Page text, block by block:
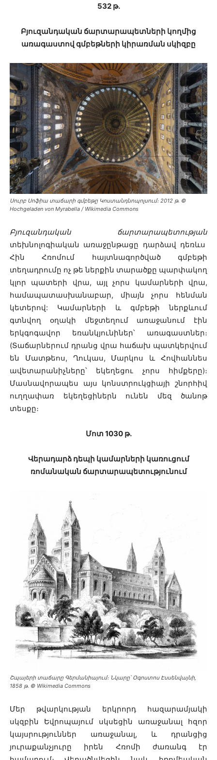
532 թ․
Բյուզանդական ճարտարապետների կողմից
առագաստով գմբեթների կիրառման սկիզբը
Սուրբ Սոֆիա տաճարի գմբեթը Կոստանդնոպոլսում։ 2012 թ․ ©
Hochgeladen von Myrabella / Wikimedia Commons
Բյուզանդական ճարտարապետության
տեխնոլոգիական առաջընթացը դարձավ դեռևս
Հին Հռոմում հայտնագործված գմբեթի
տեղադրումը ոչ թե ներքին տարածքը պարփակող
կլոր պատերի վրա, այլ չորս կամարների վրա,
համապատասխանաբար, միայն չորս հենման
կետերով: Կամարների և գմբեթի ներքևում
գտնվող օղակի մեջտեղում առաջանում էին
երկգոգավոր եռանկյունիներ՝ առագաստներ։
(Տաճարներում դրանց վրա հաճախ պատկերվում
են Մատթեոս, Ղուկաս, Մարկոս և Հովհաննես
ավետարանիչները՝ եկեղեցու չորս հիմքերը)։
Մասնավորապես այս կոնստրուկցիայի շնորհիվ
ուղղափառ եկեղեցիներն ունեն մեզ ծանոթ
տեսքը։
Մոտ 1030 թ․
Վերադարձ դեպի կամարների կառուցում
ռոմանական ճարտարապետությունում
Շպայերի տաճարը Գերմանիայում։ Նկարը՝ Օգոստոս Էսսենվայնի,
1858 թ․ © Wikimedia Commons
Մեր թվարկության երկրորդ հազարամյակի
սկզբին Եվրոպայում սկսեցին առաջանալ հզոր
կայսրություններ առաջանալ, և դրանցից
յուրաքանչյուրը իրեն Հռոմի ժառանգ էր